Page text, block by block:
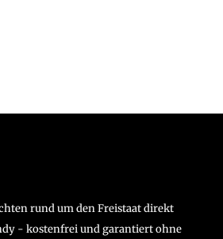
rund um den Freistaat direkt
- kostenfrei und garantiert ohne